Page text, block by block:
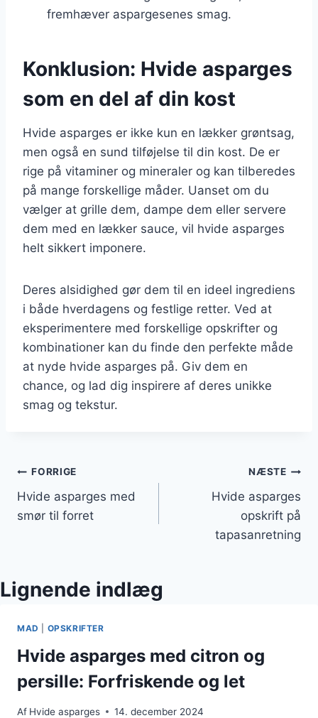
fremhæver aspargesenes smag.
Konklusion: Hvide asparges
som en del af din kost
Hvide asparges er ikke kun en lækker grøntsag,
men også en sund tilføjelse til din kost. De er
rige på vitaminer og mineraler og kan tilberedes
på mange forskellige måder. Uanset om du
vælger at grille dem, dampe dem eller servere
dem med en lækker sauce, vil hvide asparges
helt sikkert imponere.
Deres alsidighed gør dem til en ideel ingrediens
i både hverdagens og festlige retter. Ved at
eksperimentere med forskellige opskrifter og
kombinationer kan du finde den perfekte måde
at nyde hvide asparges på. Giv dem en
chance, og lad dig inspirere af deres unikke
smag og tekstur.
Indlægsnavigation
FORRIGE
Hvide asparges med
smør til forret
NÆSTE
Hvide asparges
opskrift på
tapasanretning
Lignende indlæg
MAD OPSKRIFTER
Hvide asparges med citron og
persille: Forfriskende og let
Af Hvide asparges 14. december 2024